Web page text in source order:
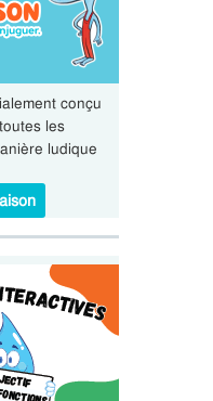
conçu
les
ludique